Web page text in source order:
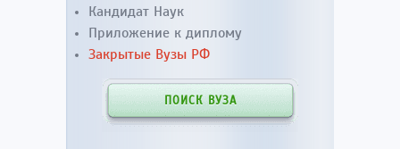
Кандидат Наук
Приложение к диплому
Закрытые Вузы РФ
ПОИСК ВУЗА